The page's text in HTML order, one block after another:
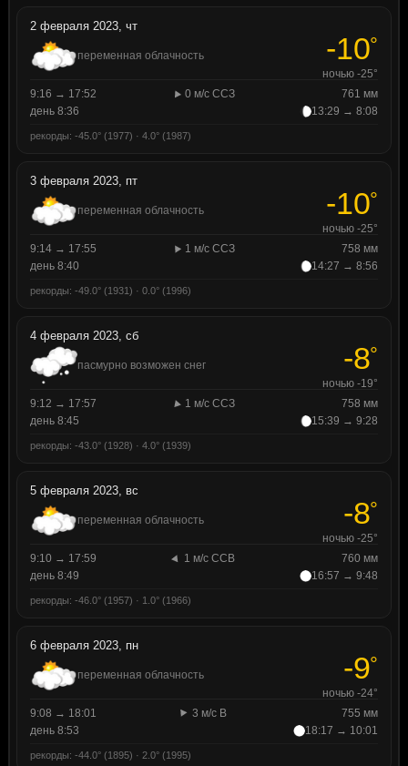
2 февраля 2023, чт
переменная облачность -10°
ночью -25°
9:16 → 17:52
0 м/с ССЗ
761 мм
день 8:36
13:29 → 8:08
рекорды: -45.0° (1977) · 4.0° (1987)
3 февраля 2023, пт
переменная облачность -10°
ночью -25°
9:14 → 17:55
1 м/с ССЗ
758 мм
день 8:40
14:27 → 8:56
рекорды: -49.0° (1931) · 0.0° (1996)
4 февраля 2023, сб
пасмурно возможен снег -8°
ночью -19°
9:12 → 17:57
1 м/с ССЗ
758 мм
день 8:45
15:39 → 9:28
рекорды: -43.0° (1928) · 4.0° (1939)
5 февраля 2023, вс
переменная облачность -8°
ночью -25°
9:10 → 17:59
1 м/с ССВ
760 мм
день 8:49
16:57 → 9:48
рекорды: -46.0° (1957) · 1.0° (1966)
6 февраля 2023, пн
переменная облачность -9°
ночью -24°
9:08 → 18:01
3 м/с В
755 мм
день 8:53
18:17 → 10:01
рекорды: -44.0° (1895) · 2.0° (1995)